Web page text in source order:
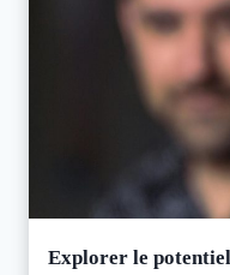
Explorer le